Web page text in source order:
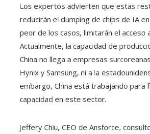
Los expertos advierten que estas
reducirán el dumping de chips de IA
peor de los casos, limitarán el acceso
Actualmente, la capacidad de
China no llega a empresas
Hynix y Samsung, ni a la
embargo, China está trabajando para
capacidad en este sector.
Jeffery Chiu, CEO de Ansforce,